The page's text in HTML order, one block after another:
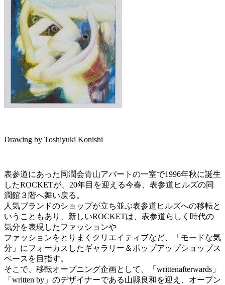
Drawing by Toshiyuki Konishi
表参道にあった同潤会青山アパートの一室で1996年秋に誕生
したROCKETが、20年目を迎える今春、 表参道ヒルズの同
潤館３階へ舞い戻る。
人気ブランドのショップが立ち並ぶ表参道ヒルズへの移転と
いうこ ともあり、新しいROCKETは、 表参道らしく時代の
気分を表現したファッションや
ファッションをとりまくクリエイティブなど、「モードな気
分」 にフォーカスしたギャラリー＆ポップアップショップス
ペースを目指す。
そこで、移転オープニング企画として、「 writtenafterwards」
「written by」のデザイナーである山縣良和を迎え、オープン